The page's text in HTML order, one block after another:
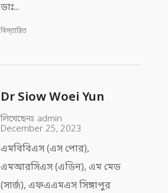
ডাঃ...
বিস্তারিত
Dr Siow Woei Yun
লিখেছেনঃ admin
December 25, 2023
এমবিবিএস (এস পোর),
এমআরসিএস (এডিন), এম মেড
(সার্জ), এফএএমএস সিঙ্গাপুর